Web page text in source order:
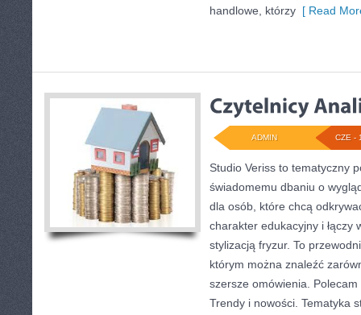
handlowe, którzy [ Read
CZE -
ADMIN
Studio Veriss to tematyczny
świadomemu dbaniu o
dla osób, które chcą
charakter edukacyjny i łączy
stylizacją fryzur. To
którym można znaleźć
szersze omówienia.
Trendy i nowości. Tematyka